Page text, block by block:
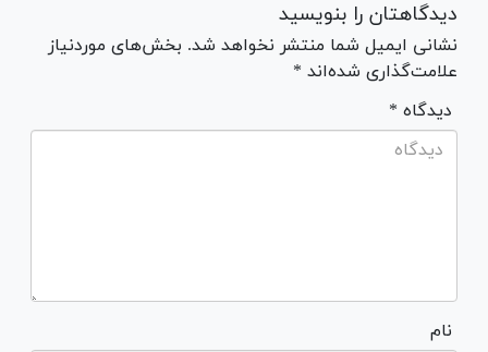
دیدگاهتان را بنویسید
نشانی ایمیل شما منتشر نخواهد شد. بخش‌های موردنیاز
علامت‌گذاری شده‌اند *
* دیدگاه
نام